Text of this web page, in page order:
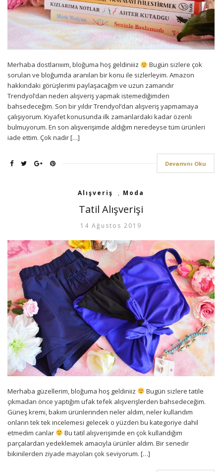
Merhaba dostlarıııım, bloğuma hoş geldiniiiz
Bugün sizlere çok
sorulan ve bloğumda aranılan bir konu ile sizlerleyim. Amazon
hakkındaki görüşlerimi paylaşacağım ve uzun zamandır
Trendyol’dan neden alışveriş yapmak istemediğimden
bahsedeceğim. Son bir yıldır Trendyol’dan alışveriş yapmamaya
çalışıyorum. Kıyafet konusunda ilk zamanlardaki kadar özenli
bulmuyorum. En son alışverişimde aldığım neredeyse tüm ürünleri
iade ettim. Çok nadir […]
Devamını Oku
Alışveriş , Moda
Tatil Alışverişi
14 Ağustos 2019
Merhaba güzellerim, bloğuma hoş geldiniiz
Bugün sizlere tatile
çıkmadan önce yaptığım ufak tefek alışverişlerden bahsedeceğim.
Güneş kremi, bakım ürünlerinden neler aldım, neler kullandım
onların tek tek incelemesi gelecek o yüzden bu kategoriye dahil
etmedim canlar
Bu tatil alışverişimde en çok kullandığım
parçalardan yedeklemek amacıyla ürünler aldım. Bir senedir
bikinilerden ziyade mayoları çok seviyorum. […]